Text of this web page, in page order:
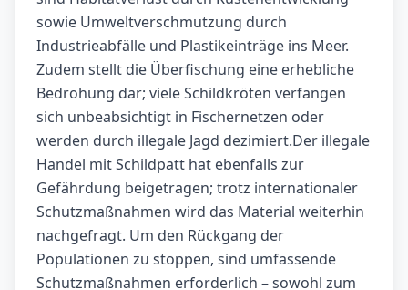
sowie Umweltverschmutzung durch
Industrieabfälle und Plastikeinträge ins Meer.
Zudem stellt die Überfischung eine erhebliche
Bedrohung dar; viele Schildkröten verfangen
sich unbeabsichtigt in Fischernetzen oder
werden durch illegale Jagd dezimiert.Der illegale
Handel mit Schildpatt hat ebenfalls zur
Gefährdung beigetragen; trotz internationaler
Schutzmaßnahmen wird das Material weiterhin
nachgefragt. Um den Rückgang der
Populationen zu stoppen, sind umfassende
Schutzmaßnahmen erforderlich – sowohl zum